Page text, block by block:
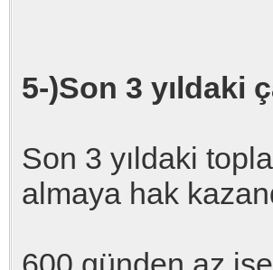
5-)Son 3 yıldaki
Son 3 yıldaki
almaya hak